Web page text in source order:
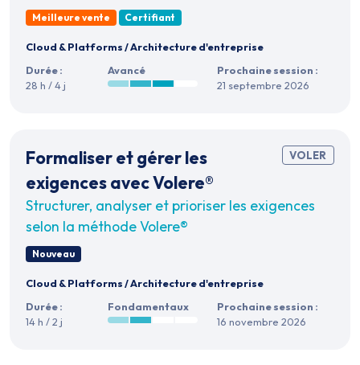
Meilleure vente Certifiant
Cloud & Platforms/Architecture d'entreprise
Durée :
28 h / 4 j
Avancé
Prochaine session :
21 septembre 2026
VOLER
Formaliser et gérer les
exigences avec Volere®
Structurer, analyser et prioriser les exigences
selon la méthode Volere®
Nouveau
Cloud & Platforms/Architecture d'entreprise
Durée :
14 h / 2 j
Fondamentaux
Prochaine session :
16 novembre 2026